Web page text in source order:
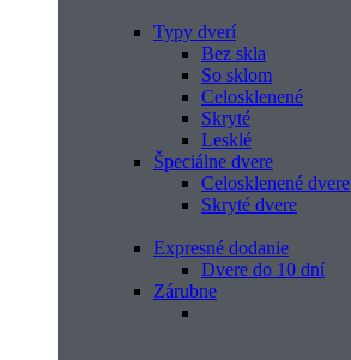
Typy dverí
Bez skla
So sklom
Celosklenené
Skryté
Lesklé
Špeciálne dvere
Celosklenené dvere
Skryté dvere
Expresné dodanie
Dvere do 10 dní
Zárubne